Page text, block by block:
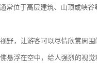
常位于高层建筑、山顶或峡
野，让游客可以尽情欣赏周围
悬浮在空中，给人强烈的视觉